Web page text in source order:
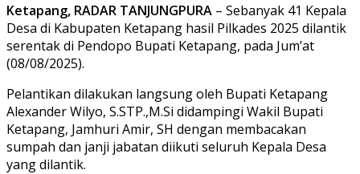
Ketapang, RADAR TANJUNGPURA – Sebanyak 41 Kepala
Desa di Kabupaten Ketapang hasil Pilkades 2025 dilantik
serentak di Pendopo Bupati Ketapang, pada Jum’at
(08/08/2025).
Pelantikan dilakukan langsung oleh Bupati Ketapang
Alexander Wilyo, S.STP.,M.Si didampingi Wakil Bupati
Ketapang, Jamhuri Amir, SH dengan membacakan
sumpah dan janji jabatan diikuti seluruh Kepala Desa
yang dilantik.